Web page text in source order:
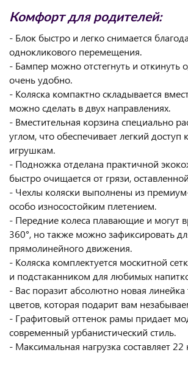
Комфорт для родителей:
- Блок быстро и легко снимается
однокликового перемещения.
- Бампер можно отстегнуть и откинуть
очень удобно.
- Коляска компактно складывается
можно сделать в двух направлениях.
- Вместительная корзина специально
углом, что обеспечивает легкий доступ
игрушкам.
- Подножка отделана практичной
быстро очищается от грязи,
- Чехлы коляски выполнены из
особо износостойким плетением.
- Передние колеса плавающие и могут
360°, но также можно зафиксировать
прямолинейного движения.
- Коляска комплектуется москитной
и подстаканником для любимых
- Вас поразит абсолютно новая
цветов, которая подарит вам
- Графитовый оттенок рамы придает
современный урбанистический стиль.
- Максимальная нагрузка составляет 22